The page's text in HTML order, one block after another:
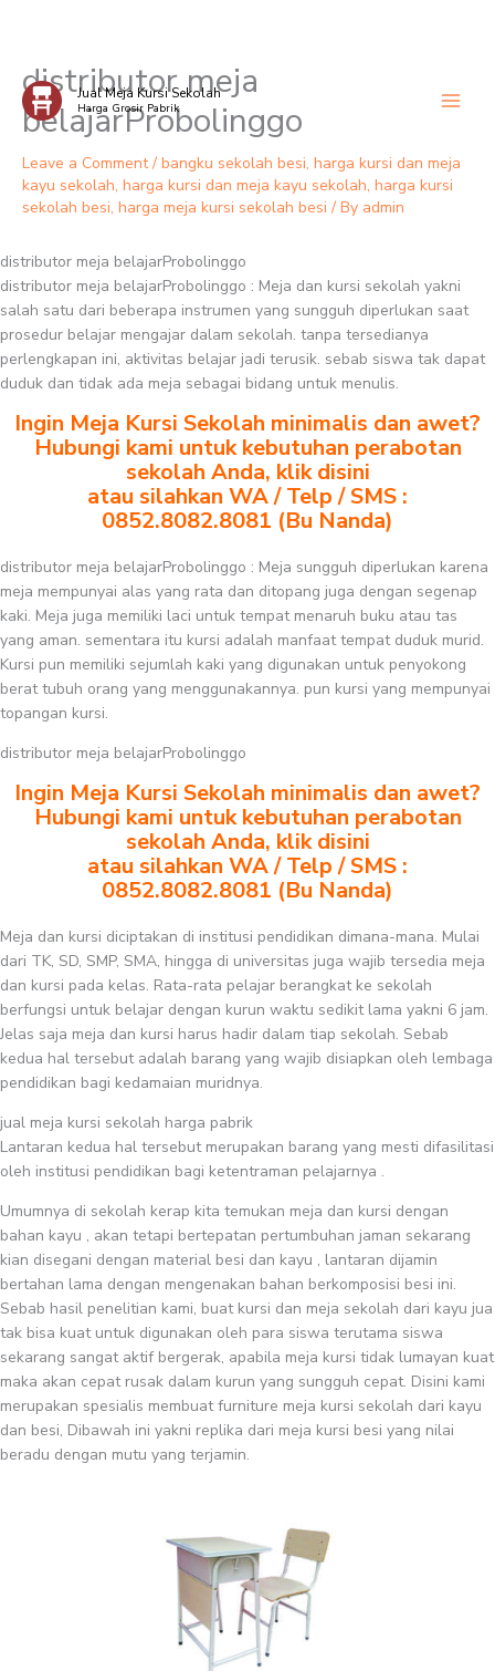
Skip
content
Jual Meja Kursi Sekolah
Harga Grosir Pabrik
distributor meja
belajarProbolinggo
Leave a Comment / bangku sekolah besi, harga kursi dan meja
kayu sekolah, harga kursi dan meja kayu sekolah, harga kursi
sekolah besi, harga meja kursi sekolah besi / By admin
distributor meja belajarProbolinggo
distributor meja belajarProbolinggo : Meja dan kursi sekolah yakni
salah satu dari beberapa instrumen yang sungguh diperlukan saat
prosedur belajar mengajar dalam sekolah. tanpa tersedianya
perlengkapan ini, aktivitas belajar jadi terusik. sebab siswa tak dapat
duduk dan tidak ada meja sebagai bidang untuk menulis.
Ingin Meja Kursi Sekolah minimalis dan awet?
Hubungi kami untuk kebutuhan perabotan
sekolah Anda, klik disini
atau silahkan WA / Telp / SMS :
0852.8082.8081 (Bu Nanda)
distributor meja belajarProbolinggo : Meja sungguh diperlukan karena
meja mempunyai alas yang rata dan ditopang juga dengan segenap
kaki. Meja juga memiliki laci untuk tempat menaruh buku atau tas
yang aman. sementara itu kursi adalah manfaat tempat duduk murid.
Kursi pun memiliki sejumlah kaki yang digunakan untuk penyokong
berat tubuh orang yang menggunakannya. pun kursi yang mempunyai
topangan kursi.
distributor meja belajarProbolinggo
Ingin Meja Kursi Sekolah minimalis dan awet?
Hubungi kami untuk kebutuhan perabotan
sekolah Anda, klik disini
atau silahkan WA / Telp / SMS :
0852.8082.8081 (Bu Nanda)
Meja dan kursi diciptakan di institusi pendidikan dimana-mana. Mulai
dari TK, SD, SMP, SMA, hingga di universitas juga wajib tersedia meja
dan kursi pada kelas. Rata-rata pelajar berangkat ke sekolah
berfungsi untuk belajar dengan kurun waktu sedikit lama yakni 6 jam.
Jelas saja meja dan kursi harus hadir dalam tiap sekolah. Sebab
kedua hal tersebut adalah barang yang wajib disiapkan oleh lembaga
pendidikan bagi kedamaian muridnya.
jual meja kursi sekolah harga pabrik
Lantaran kedua hal tersebut merupakan barang yang mesti difasilitasi
oleh institusi pendidikan bagi ketentraman pelajarnya .
Umumnya di sekolah kerap kita temukan meja dan kursi dengan
bahan kayu , akan tetapi bertepatan pertumbuhan jaman sekarang
kian disegani dengan material besi dan kayu , lantaran dijamin
bertahan lama dengan mengenakan bahan berkomposisi besi ini.
Sebab hasil penelitian kami, buat kursi dan meja sekolah dari kayu jua
tak bisa kuat untuk digunakan oleh para siswa terutama siswa
sekarang sangat aktif bergerak, apabila meja kursi tidak lumayan kuat
maka akan cepat rusak dalam kurun yang sungguh cepat. Disini kami
merupakan spesialis membuat furniture meja kursi sekolah dari kayu
dan besi, Dibawah ini yakni replika dari meja kursi besi yang nilai
beradu dengan mutu yang terjamin.